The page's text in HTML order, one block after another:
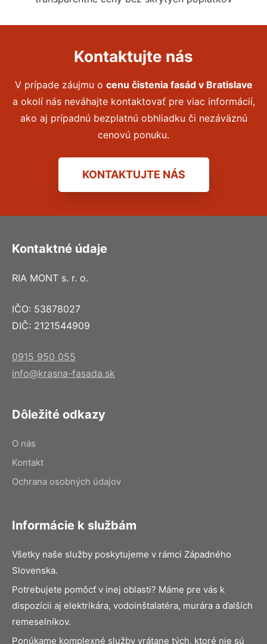
Kontaktujte nás
V prípade záujmu o cenu čistenia fasád v Bratislave
a okolí nás neváhajte kontaktovať pre viac informácií,
ako aj prípadnú bezplatnú obhliadku či nezáväznú
cenovú ponuku.
KONTAKTUJTE NÁS
Kontaktné údaje
RIA MONT s. r. o.
IČO: 53878027
DIČ: 2121544909
0915 950 055
info@krasna-fasada.sk
Dôležité odkazy
O nás
Kontakt
Ochrana osobných údajov
Informácie k službám
Všetky naše služby poskytujeme v rámci Západného
Slovenska.
Potrebujete pomôcť v inej oblasti? Máme pre vás k
dispozícii aj elektrikára, vodoinštalatéra, murára a ďalších
remeselníkov.
Ponúkame komplexné služby vrátane tých, ktoré nie sú